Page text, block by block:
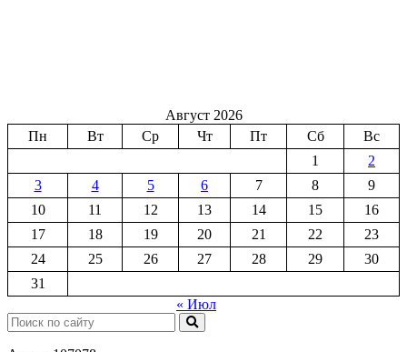
Август 2026
Пн
Вт Ср Чт Пт Сб
Вс
1
2
3
4 5 6 7 8
9
10
11 12 13 14 15
16
17
18 19 20 21 22
23
24
25 26 27 28 29
30
31
« Июл
Поиск: